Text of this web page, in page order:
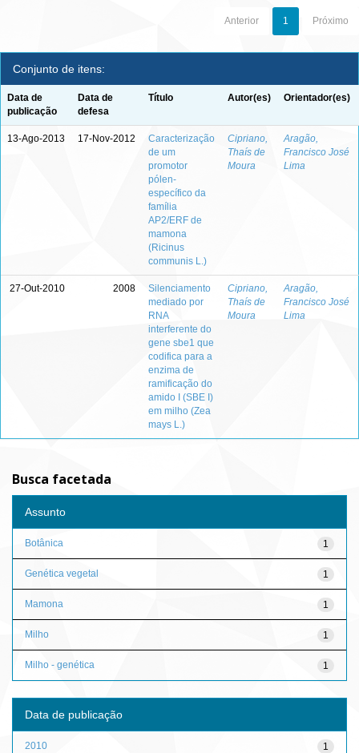
Anterior 1 Próximo
Conjunto de itens:
Data de
publicação
Data de
defesa
Título Autor(es) Orientador(es)
13-Ago-2013 17-Nov-2012
Caracterização
de um
promotor
pólen-
específico da
família
AP2/ERF de
mamona
(Ricinus
communis L.)
Cipriano,
Thaís de
Moura
Aragão,
Francisco José
Lima
27-Out-2010 2008
Silenciamento
mediado por
RNA
interferente do
gene sbe1 que
codifica para a
enzima de
ramificação do
amido I (SBE I)
em milho (Zea
mays L.)
Cipriano,
Thaís de
Moura
Aragão,
Francisco José
Lima
Busca facetada
Assunto
1
Botânica
1
Genética vegetal
1
Mamona
1
Milho
1
Milho - genética
Data de publicação
1
2010